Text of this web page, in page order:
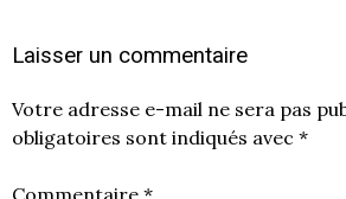
Laisser un commentaire
Votre adresse e-mail ne sera pas
obligatoires sont indiqués avec *